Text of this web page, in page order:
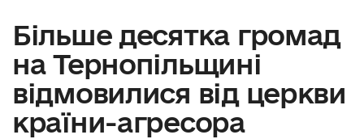
Більше десятка громад
на Тернопільщині
відмовилися від церкви
країни-агресора